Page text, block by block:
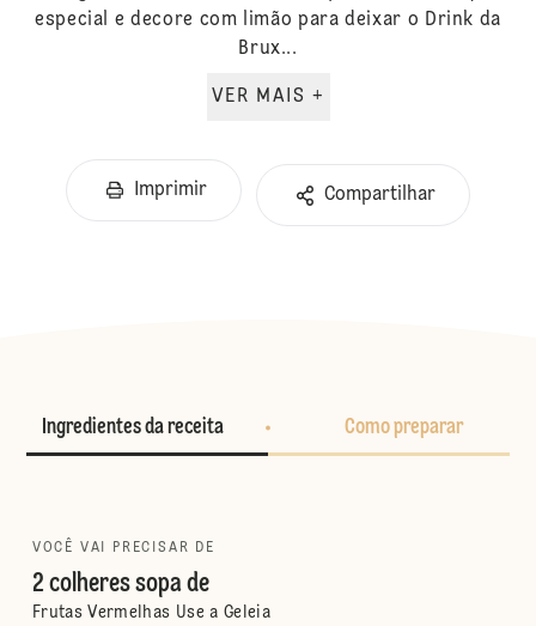
especial e decore com limão para deixar o Drink da
Brux...
VER MAIS +
Imprimir Compartilhar
Ingredientes da receita Como preparar
VOCÊ VAI PRECISAR DE
2 colheres sopa de
Frutas Vermelhas Use a Geleia